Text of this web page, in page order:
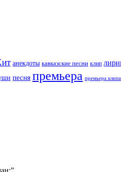
анекдоты кавказские песни клип
песня премьера премьера клипа